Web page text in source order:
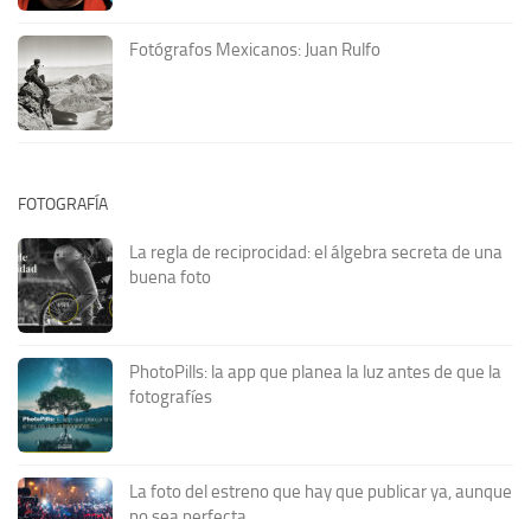
Fotógrafos Mexicanos: Juan Rulfo
FOTOGRAFÍA
La regla de reciprocidad: el álgebra secreta de una
buena foto
PhotoPills: la app que planea la luz antes de que la
fotografíes
La foto del estreno que hay que publicar ya, aunque